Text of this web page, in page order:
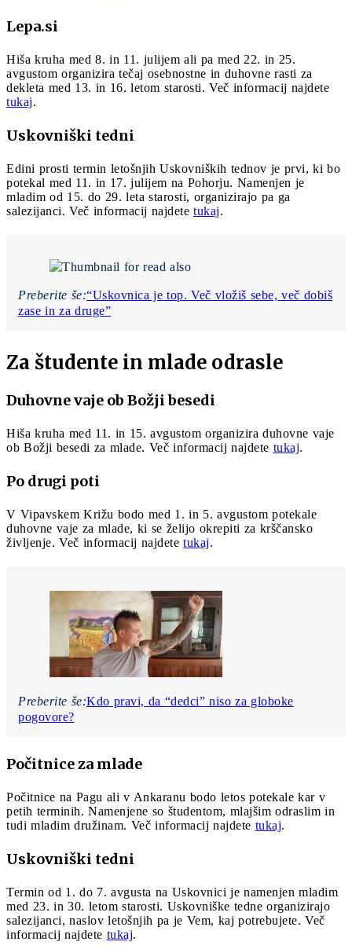
Lepa.si
Hiša kruha med 8. in 11. julijem ali pa med 22. in 25.
avgustom organizira tečaj osebnostne in duhovne rasti za
dekleta med 13. in 16. letom starosti. Več informacij najdete
tukaj.
Uskovniški tedni
Edini prosti termin letošnjih Uskovniških tednov je prvi, ki bo
potekal med 11. in 17. julijem na Pohorju. Namenjen je
mladim od 15. do 29. leta starosti, organizirajo pa ga
salezijanci. Več informacij najdete tukaj.
Preberite še:“Uskovnica je top. Več vložiš sebe, več dobiš
zase in za druge”
Za študente in mlade odrasle
Duhovne vaje ob Božji besedi
Hiša kruha med 11. in 15. avgustom organizira duhovne vaje
ob Božji besedi za mlade. Več informacij najdete tukaj.
Po drugi poti
V Vipavskem Križu bodo med 1. in 5. avgustom potekale
duhovne vaje za mlade, ki se želijo okrepiti za krščansko
življenje. Več informacij najdete tukaj.
Preberite še:Kdo pravi, da “dedci” niso za globoke
pogovore?
Počitnice za mlade
Počitnice na Pagu ali v Ankaranu bodo letos potekale kar v
petih terminih. Namenjene so študentom, mlajšim odraslim in
tudi mladim družinam. Več informacij najdete tukaj.
Uskovniški tedni
Termin od 1. do 7. avgusta na Uskovnici je namenjen mladim
med 23. in 30. letom starosti. Uskovniške tedne organizirajo
salezijanci, naslov letošnjih pa je Vem, kaj potrebujete. Več
informacij najdete tukaj.